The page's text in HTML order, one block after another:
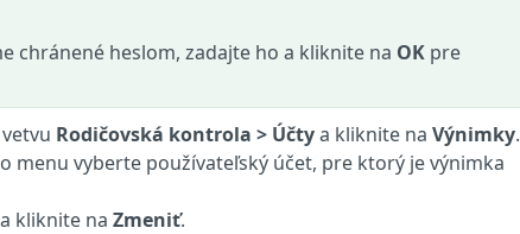
chránené heslom, zadajte ho a kliknite na OK pre
Rodičovská kontrola > Účtya kliknite na Výnimky.
menu vyberte používateľský účet, pre ktorý je výnimka
kliknite na Zmeniť.